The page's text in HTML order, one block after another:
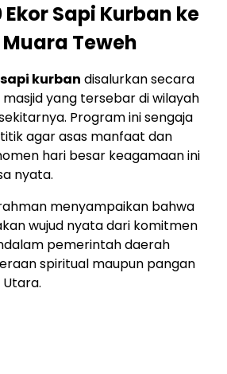
Sapi Kurban ke
Teweh
kurban disalurkan secara
yang tersebar di wilayah
Program ini sengaja
agar asas manfaat dan
hari besar keagamaan ini
nyata.
menyampaikan bahwa
wujud nyata dari komitmen
pemerintah daerah
spiritual maupun pangan